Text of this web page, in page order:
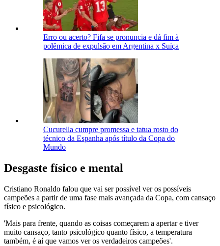
Erro ou acerto? Fifa se pronuncia e dá fim à
polêmica de expulsão em Argentina x Suíça
Cucurella cumpre promessa e tatua rosto do
técnico da Espanha após título da Copa do
Mundo
Desgaste físico e mental
Cristiano Ronaldo falou que vai ser possível ver os possíveis
campeões a partir de uma fase mais avançada da Copa, com cansaço
físico e psicológico.
'Mais para frente, quando as coisas começarem a apertar e tiver
muito cansaço, tanto psicológico quanto físico, a temperatura
também, é aí que vamos ver os verdadeiros campeões'.